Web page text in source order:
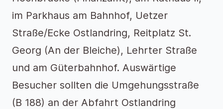
im Parkhaus am Bahnhof, Uetzer
Straße/Ecke Ostlandring, Reitplatz St.
Georg (An der Bleiche), Lehrter Straße
und am Güterbahnhof. Auswärtige
Besucher sollten die Umgehungsstraße
(B 188) an der Abfahrt Ostlandring